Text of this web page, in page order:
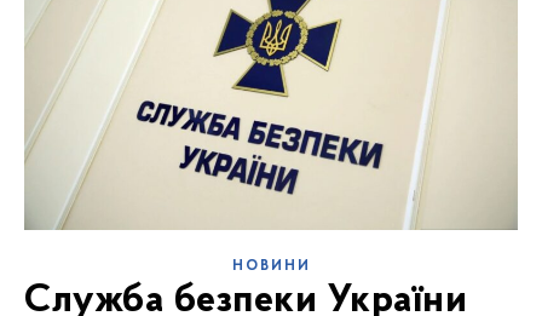
НОВИНИ
Служба безпеки України